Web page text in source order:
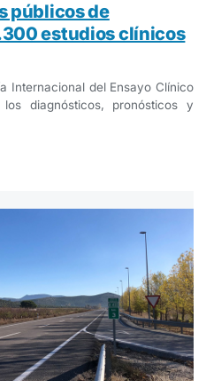
públicos de
estudios clínicos
Internacional del Ensayo Clínico
diagnósticos, pronósticos y